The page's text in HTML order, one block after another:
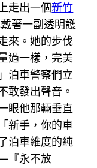
走出一個新竹
著一副透明護
來。她的步伐
過一樣，完美
泊車警察們立
敢發出聲音。
眼他那輛垂直
新手，你的車
泊車維度的純
『永不放